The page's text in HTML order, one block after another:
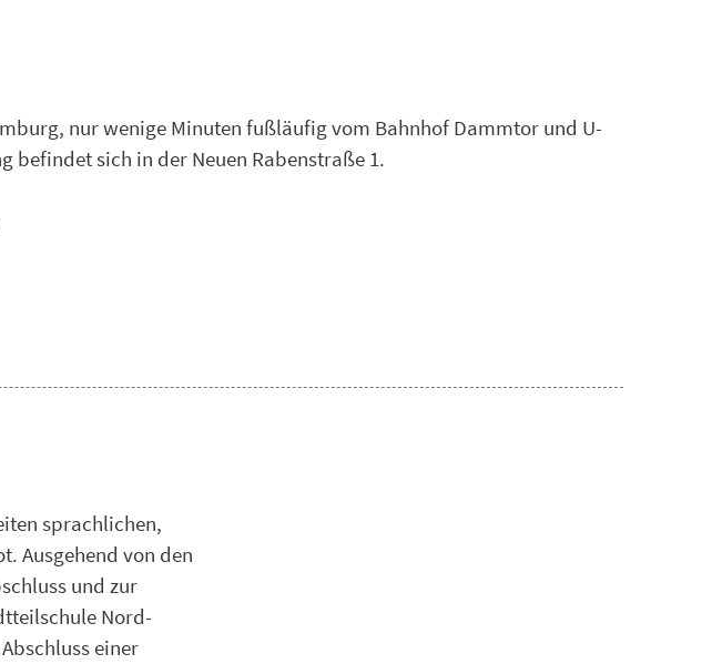
nur wenige Minuten fußläufig vom Bahnhof Dammtor und U-
befindet sich in der Neuen Rabenstraße 1.
sprachlichen,
Ausgehend von den
und zur
Nord-
einer